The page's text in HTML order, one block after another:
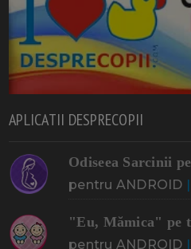
APLICATII DESPRECOPII
Odiseea Sarcinii
pentru ANDROID
"Eu, Mămica" pe
pentru ANDROID